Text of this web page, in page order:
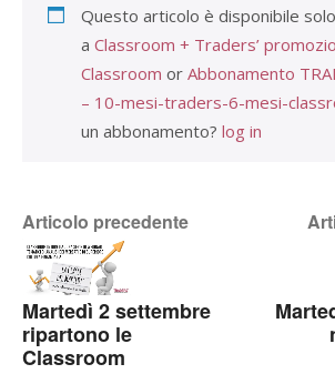
Questo articolo è disponibile
a Classroom + Traders’
Classroom or Abbonamento
– 10-mesi-traders-6-mesi-
un abbonamento? log in
Articolo precedente
Martedì 2 settembre
ripartono le
Classroom